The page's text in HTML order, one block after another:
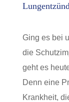
Ging es bei
die
geht es
Denn eine
Krankheit,